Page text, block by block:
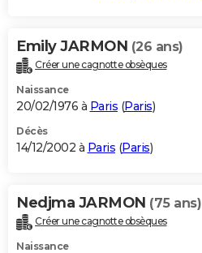
Emily JARMON (26 ans)
Créer une cagnotte obsèques
Naissance
20/02/1976 à Paris (Paris)
Décès
14/12/2002 à Paris (Paris)
Nedjma JARMON (75 ans)
Créer une cagnotte obsèques
Naissance